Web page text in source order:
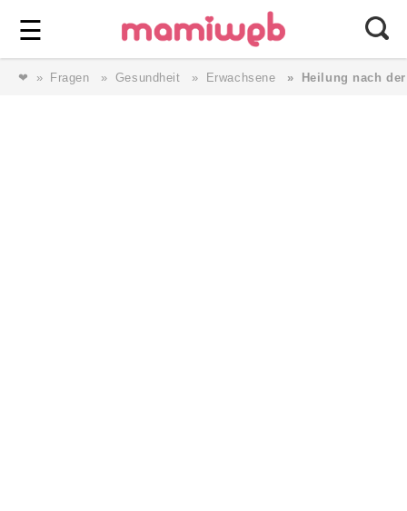
☰ ⎯ Wir lieben Familie ⎯
❤ Fragen Gesundheit Erwachsene Heilung nach